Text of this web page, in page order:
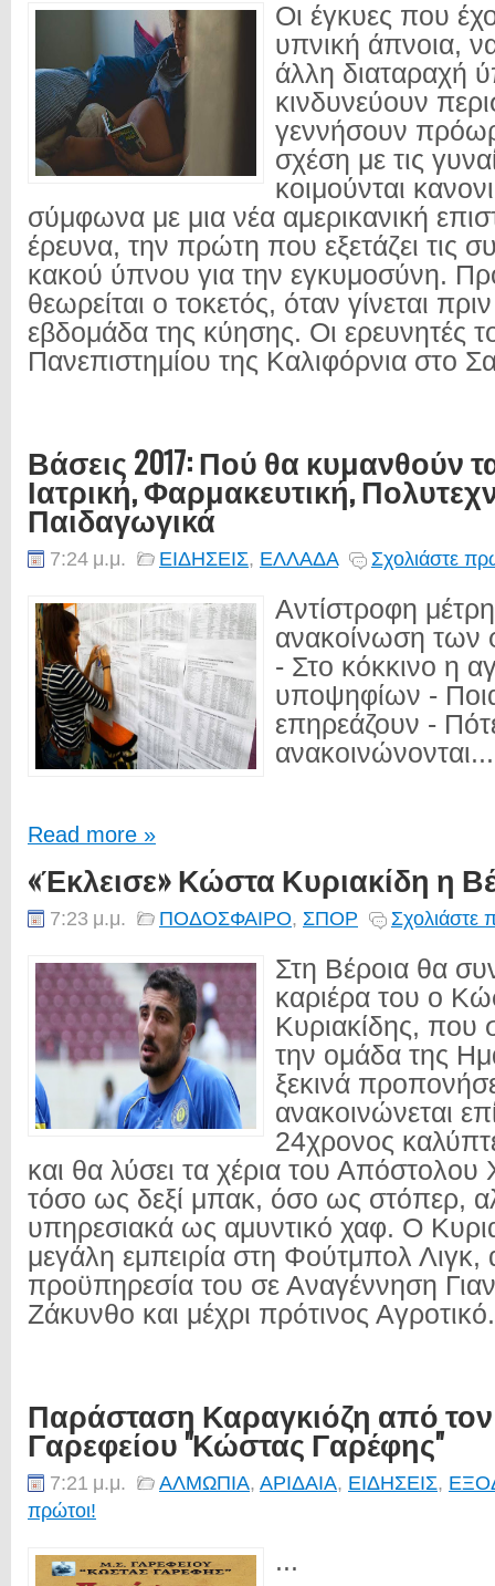
Οι έγκυες που
υπνική άπνοια,
άλλη διαταραχή
κινδυνεύουν
γεννήσουν
σχέση με τις
κοιμούνται
σύμφωνα με μια νέα αμερικανική
έρευνα, την πρώτη που εξετάζει τις
κακού ύπνου για την εγκυμοσύνη.
θεωρείται ο τοκετός, όταν γίνεται
εβδομάδα της κύησης. Οι ερευνητές
Πανεπιστημίου της Καλιφόρνια στο
Βάσεις 2017: Πού θα κυμανθούν
Ιατρική, Φαρμακευτική,
Παιδαγωγικά
7:24 μ.μ. ΕΙΔΗΣΕΙΣ, ΕΛΛΑΔΑ Σχολιάστε
Αντίστροφη
ανακοίνωση των
- Στο κόκκινο η
υποψηφίων -
επηρεάζουν -
ανακοινώνονται...
Read more »
«Έκλεισε» Κώστα Κυριακίδη η
7:23 μ.μ. ΠΟΔΟΣΦΑΙΡΟ, ΣΠΟΡ Σχολιάστε
Στη Βέροια θα
καριέρα του ο
Κυριακίδης,
την ομάδα της
ξεκινά
ανακοινώνεται
24χρονος
και θα λύσει τα χέρια του
τόσο ως δεξί μπακ, όσο ως στόπερ,
υπηρεσιακά ως αμυντικό χαφ. Ο
μεγάλη εμπειρία στη Φούτμπολ Λιγκ,
προϋπηρεσία του σε Αναγέννηση
Ζάκυνθο και μέχρι πρότινος
Παράσταση Καραγκιόζη από
Γαρεφείου "Κώστας Γαρέφης"
7:21 μ.μ. ΑΛΜΩΠΙΑ, ΑΡΙΔΑΙΑ, ΕΙΔΗΣΕΙΣ,
πρώτοι!
...